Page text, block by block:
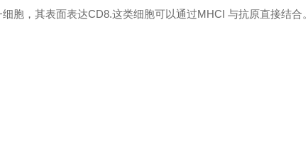
胞，其表面表达CD8.这类细胞可以通过MHCI 与抗原直接结合。